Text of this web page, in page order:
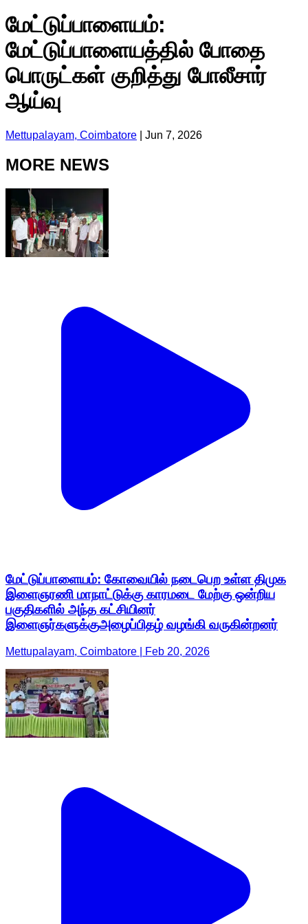
மேட்டுப்பாளையம்:
மேட்டுப்பாளையத்தில் போதை
பொருட்கள் குறித்து போலீசார்
ஆய்வு
Mettupalayam, Coimbatore Jun 7, 2026
MORE NEWS
மேட்டுப்பாளையம்: கோவையில் நடைபெற உள்ள திமுக
இளைஞரணி மாநாட்டுக்கு காரமடை மேற்கு ஒன்றிய
பகுதிகளில் அந்த கட்சியினர்
இளைஞர்களுக்குஅழைப்பிதழ் வழங்கி வருகின்றனர்
Mettupalayam, Coimbatore | Feb 20, 2026